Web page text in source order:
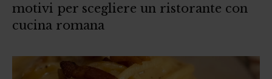
motivi per scegliere un ristorante con
cucina romana